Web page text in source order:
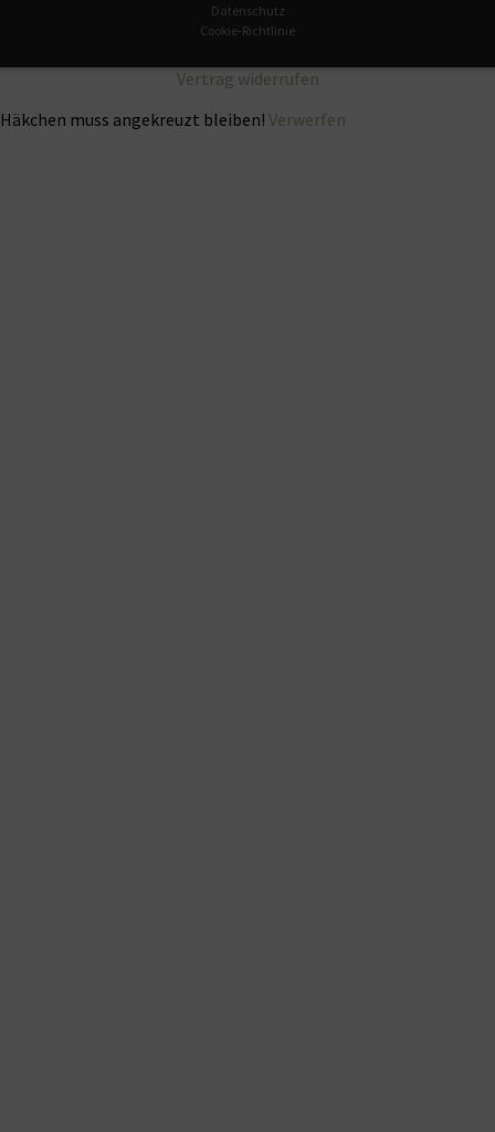
Datenschutz
Cookie-Richtlinie
Vertrag widerrufen
Häkchen muss angekreuzt bleiben! Verwerfen